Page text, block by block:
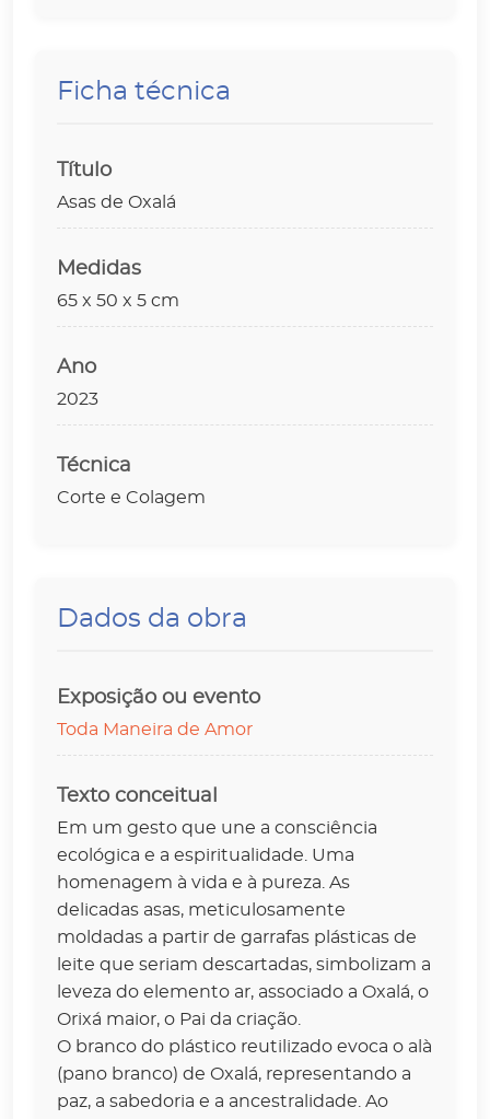
Ficha técnica
Título
Asas de Oxalá
Medidas
65 x 50 x 5 cm
Ano
2023
Técnica
Corte e Colagem
Dados da obra
Exposição ou evento
Toda Maneira de Amor
Texto conceitual
Em um gesto que une a consciência
ecológica e a espiritualidade. Uma
homenagem à vida e à pureza. As
delicadas asas, meticulosamente
moldadas a partir de garrafas plásticas de
leite que seriam descartadas, simbolizam a
leveza do elemento ar, associado a Oxalá, o
Orixá maior, o Pai da criação.
O branco do plástico reutilizado evoca o alà
(pano branco) de Oxalá, representando a
paz, a sabedoria e a ancestralidade. Ao